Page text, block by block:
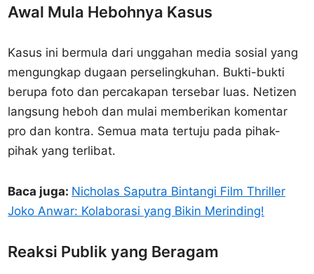
Awal Mula Hebohnya Kasus
Kasus ini bermula dari unggahan media sosial yang
mengungkap dugaan perselingkuhan. Bukti-bukti
berupa foto dan percakapan tersebar luas. Netizen
langsung heboh dan mulai memberikan komentar
pro dan kontra. Semua mata tertuju pada pihak-
pihak yang terlibat.
Baca juga: Nicholas Saputra Bintangi Film Thriller
Joko Anwar: Kolaborasi yang Bikin Merinding!
Reaksi Publik yang Beragam